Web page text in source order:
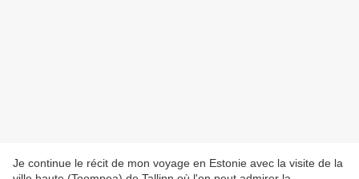
Je continue le récit de mon voyage en Estonie avec la visite de la